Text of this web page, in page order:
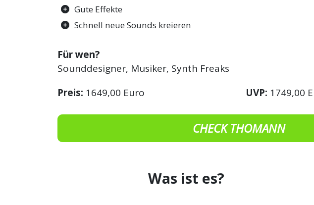
Gute Effekte
Schnell neue Sounds kreieren
Für wen?
Sounddesigner, Musiker, Synth Freaks
Preis: 1649,00 Euro UVP: 1749,00
CHECK THOMANN
Was ist es?